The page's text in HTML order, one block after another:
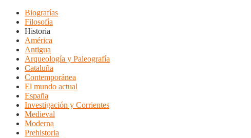
Biografías
Filosofía
Historia
América
Antigua
Arqueología y Paleografía
Cataluña
Contemporánea
El mundo actual
España
Investigación y Corrientes
Medieval
Moderna
Prehistoria